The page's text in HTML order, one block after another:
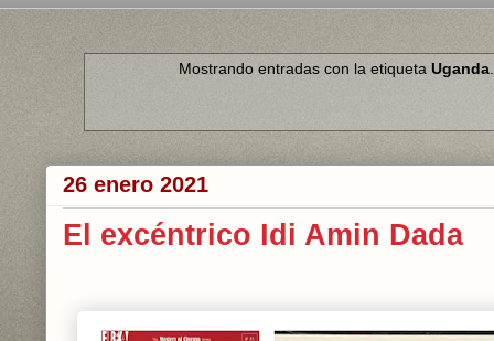
Mostrando entradas con la etiquetaUganda
26 enero 2021
El excéntrico Idi Amin Dada